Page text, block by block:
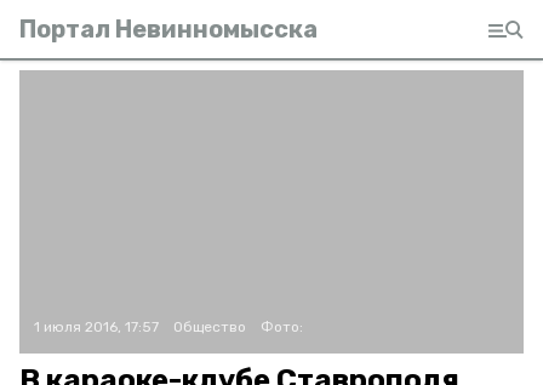
Портал Невинномысска
1 июля 2016, 17:57 Общество Фото: